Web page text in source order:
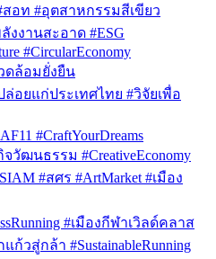
#สอท #อุตสาหกรรมสีเขียว
งงานสะอาด #ESG
#CircularEconomy
วดล้อมยั่งยืน
ล่อยแก่ประเทศไทย #วิจัยเพื่อ
#CraftYourDreams
จวัฒนธรรม #CreativeEconomy
#สศร #ArtMarket #เมือง
#เมืองกีฬาเวิลด์คลาส
วสู่กล้า #SustainableRunning